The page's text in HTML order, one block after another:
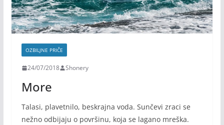
OZBILJNE PRIČE
24/07/2018 Shonery
More
Talasi, plavetnilo, beskrajna voda. Sunčevi zraci se
nežno odbijaju o površinu, koja se lagano mreška.